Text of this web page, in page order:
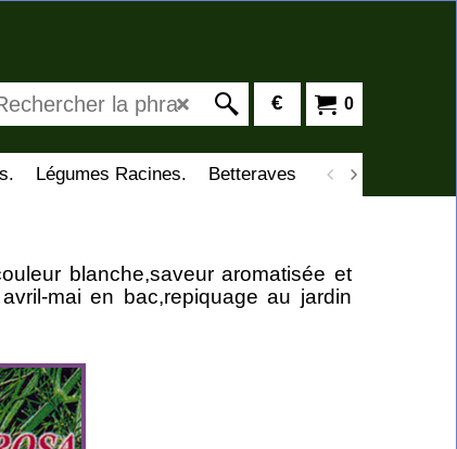
0
€
Légumes Racines. Betteraves Cardons
blanche,saveur aromatisée et
mai en bac,repiquage au jardin